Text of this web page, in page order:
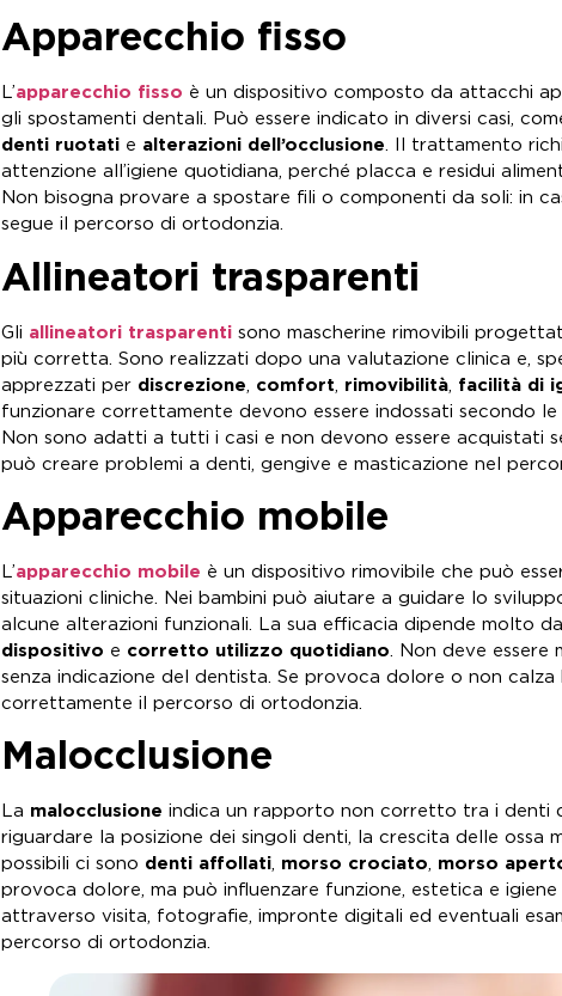
Apparecchio fisso
L’apparecchio fisso è un dispositivo composto da attacchi
gli spostamenti dentali. Può essere indicato in diversi casi,
denti ruotatie alterazioni dell’occlusione. Il trattamento
attenzione all’igiene quotidiana, perché placca e residui
Non bisogna provare a spostare fili o componenti da soli: in
segue il percorso di ortodonzia.
Allineatori trasparenti
Gli allineatori trasparentisono mascherine rimovibili
più corretta. Sono realizzati dopo una valutazione clinica e,
apprezzati per discrezione, comfort, rimovibilità, facilità di
funzionare correttamente devono essere indossati secondo
Non sono adatti a tutti i casi e non devono essere acquistati
può creare problemi a denti, gengive e masticazione nel
Apparecchio mobile
L’apparecchio mobile è un dispositivo rimovibile che può
situazioni cliniche. Nei bambini può aiutare a guidare lo
alcune alterazioni funzionali. La sua efficacia dipende molto da
dispositivo e corretto utilizzo quotidiano. Non deve
senza indicazione del dentista. Se provoca dolore o non
correttamente il percorso di ortodonzia.
Malocclusione
La malocclusione indica un rapporto non corretto tra i denti
riguardare la posizione dei singoli denti, la crescita delle ossa
possibili ci sono denti affollati, morso crociato, morso
provoca dolore, ma può influenzare funzione, estetica e
attraverso visita, fotografie, impronte digitali ed eventuali
percorso di ortodonzia.